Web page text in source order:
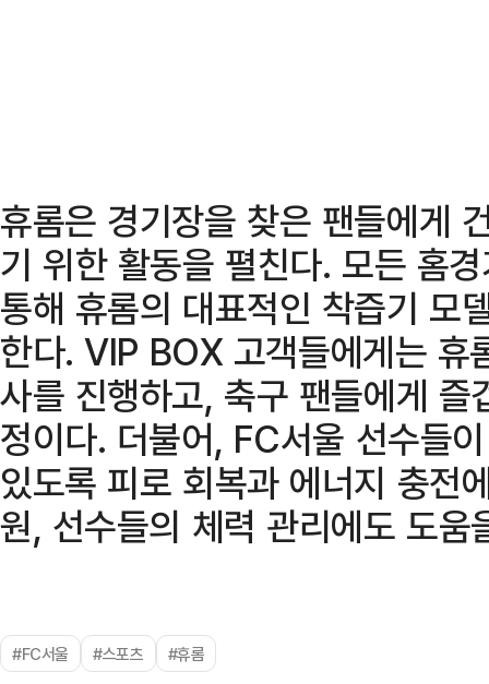
휴롬은 경기장을 찾은 팬들에게
기 위한 활동을 펼친다. 모든 홈
통해 휴롬의 대표적인 착즙기 모
한다. VIP BOX 고객들에게는 휴
사를 진행하고, 축구 팬들에게
정이다. 더불어, FC서울 선수들
있도록 피로 회복과 에너지 충전
원, 선수들의 체력 관리에도 도움
#FC서울 #스포츠 #휴롬